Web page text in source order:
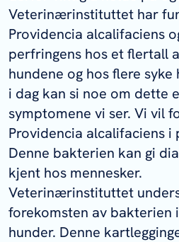
Veterinærinstituttet har
Providencia alcalifaciens
perfringens hos et flertall
hundene og hos flere
i dag kan si noe om dette
symptomene vi ser. Vi vil
Providencia alcalifaciens i
Denne bakterien kan gi
kjent hos mennesker.
Veterinærinstituttet
forekomsten av bakterien
hunder. Denne